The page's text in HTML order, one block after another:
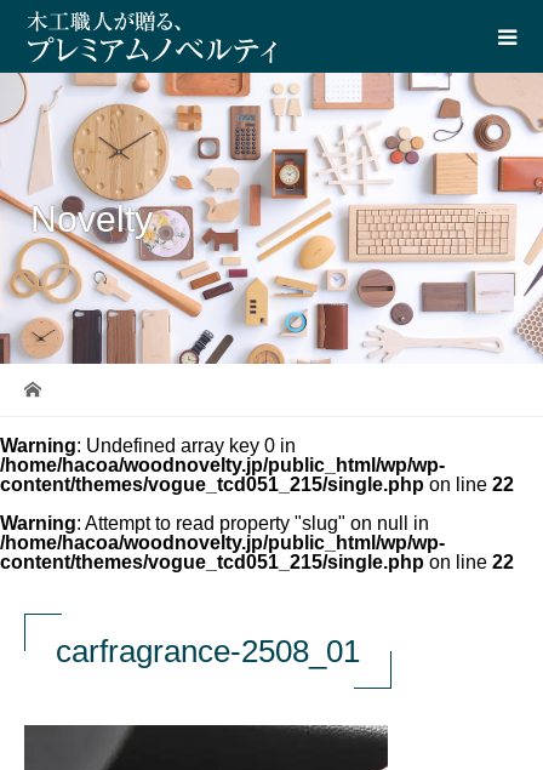
Novelty
Warning: Undefined array key 0 in
/home/hacoa/woodnovelty.jp/public_html/wp/wp-
content/themes/vogue_tcd051_215/single.php on line 22
Warning: Attempt to read property "slug" on null in
/home/hacoa/woodnovelty.jp/public_html/wp/wp-
content/themes/vogue_tcd051_215/single.php on line 22
carfragrance-2508_01